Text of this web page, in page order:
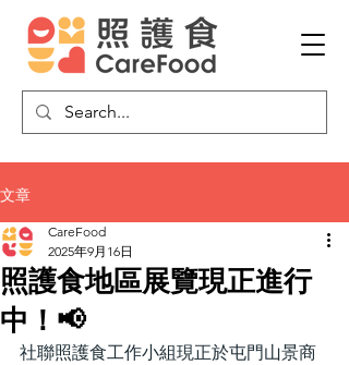
文章
照護食地區展覽現正進行
中！📢
CareFood
2025年9月16日
社聯照護食工作小組現正於屯門山景商